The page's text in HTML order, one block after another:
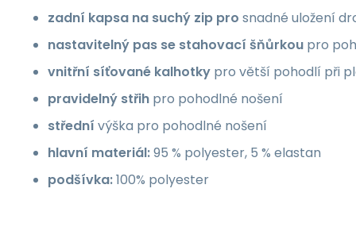
zadní kapsa na suchý zip pro snadné uložení
nastavitelný pas se stahovací šňůrkou pro
vnitřní síťované kalhotky pro větší pohodlí při
pravidelný střih pro pohodlné nošení
střední výška pro pohodlné nošení
hlavní materiál:95 % polyester, 5 % elastan
podšívka:100% polyester